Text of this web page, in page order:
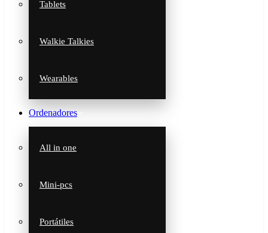
Tablets
Walkie Talkies
Wearables
Ordenadores
All in one
Mini-pcs
Portátiles